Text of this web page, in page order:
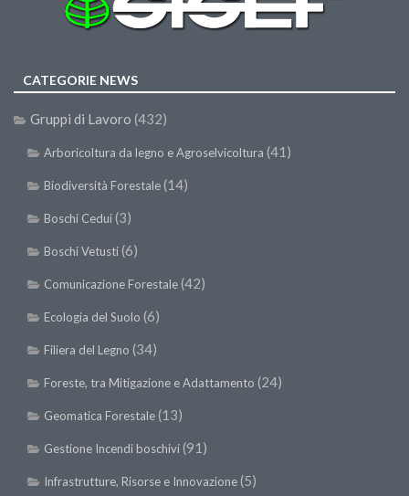
CATEGORIE NEWS
Gruppi di Lavoro (432)
Arboricoltura da legno e Agroselvicoltura (41)
Biodiversità Forestale(14)
Boschi Cedui(3)
Boschi Vetusti(6)
Comunicazione Forestale(42)
Ecologia del Suolo (6)
Filiera del Legno (34)
Foreste, tra Mitigazione e Adattamento (24)
Geomatica Forestale(13)
Gestione Incendi boschivi(91)
Infrastrutture, Risorse e Innovazione(5)